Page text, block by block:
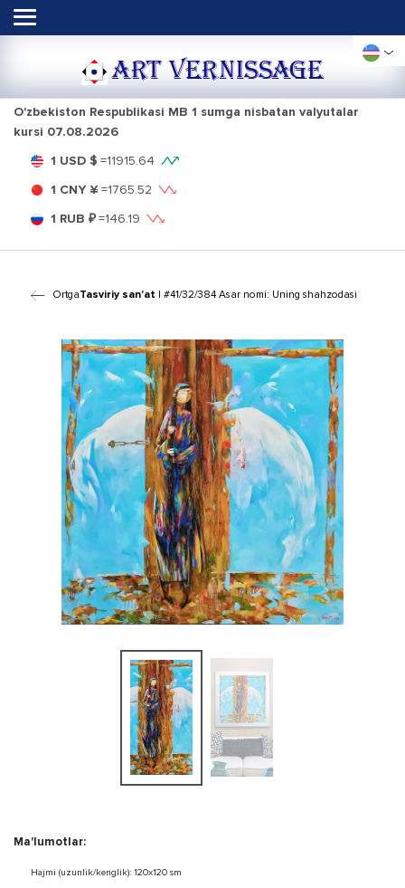
ART VERNISSAGE
O'zbekiston Respublikasi MB 1 sumga nisbatan valyutalar
kursi 07.08.2026
1 USD $ =11915.64
1 CNY ¥ =1765.52
1 RUB ₽=146.19
OrtgaTasviriy san'at | #41/32/384 Asar nomi: Uning shahzodasi
Ma'lumotlar:
Hajmi (uzunlik/kenglik): 120x120 sm